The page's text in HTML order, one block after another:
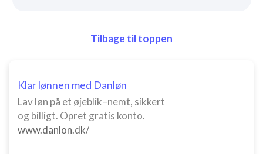
Tilbage til toppen
Klar lønnen med Danløn
Lav løn på et øjeblik–nemt, sikkert
og billigt. Opret gratis konto.
www.danlon.dk/